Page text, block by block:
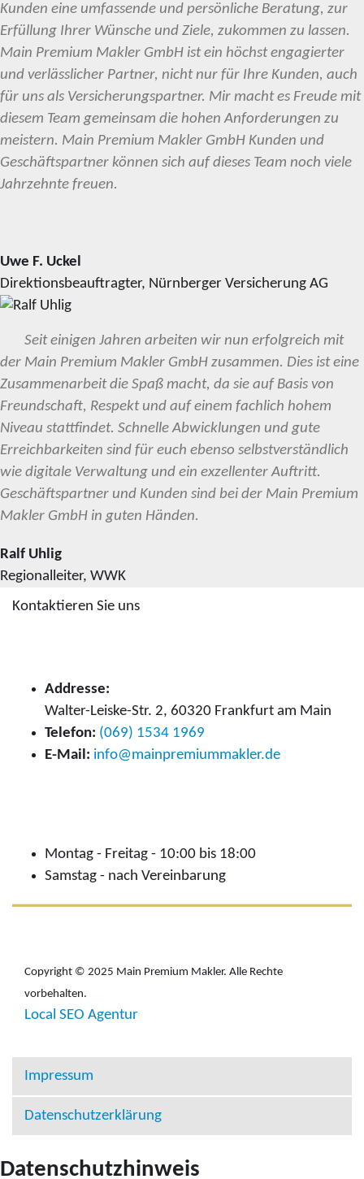
Kunden eine umfassende und persönliche Beratung, zur
Erfüllung Ihrer Wünsche und Ziele, zukommen zu lassen.
Main Premium Makler GmbH ist ein höchst engagierter
und verlässlicher Partner, nicht nur für Ihre Kunden, auch
für uns als Versicherungspartner. Mir macht es Freude mit
diesem Team gemeinsam die hohen Anforderungen zu
meistern. Main Premium Makler GmbH Kunden und
Geschäftspartner können sich auf dieses Team noch viele
Jahrzehnte freuen.
Uwe F. Uckel
Direktionsbeauftragter, Nürnberger Versicherung AG
Seit einigen Jahren arbeiten wir nun erfolgreich mit
der Main Premium Makler GmbH zusammen. Dies ist eine
Zusammenarbeit die Spaß macht, da sie auf Basis von
Freundschaft, Respekt und auf einem fachlich hohem
Niveau stattfindet. Schnelle Abwicklungen und gute
Erreichbarkeiten sind für euch ebenso selbstverständlich
wie digitale Verwaltung und ein exzellenter Auftritt.
Geschäftspartner und Kunden sind bei der Main Premium
Makler GmbH in guten Händen.
Ralf Uhlig
Regionalleiter, WWK
Kontaktieren Sie uns
Addresse:
Walter-Leiske-Str. 2, 60320 Frankfurt am Main
Telefon: (069) 1534 1969
E-Mail: info@mainpremiummakler.de
Montag - Freitag - 10:00 bis 18:00
Samstag - nach Vereinbarung
Copyright © 2025 Main Premium Makler. Alle Rechte
vorbehalten.
Local SEO Agentur
Impressum
Datenschutzerklärung
Datenschutzhinweis